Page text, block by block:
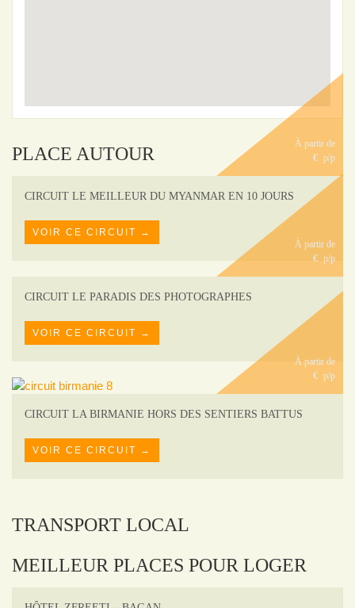
PLACE AUTOUR
À partir de
€ p/p
CIRCUIT LE MEILLEUR DU MYANMAR EN 10 JOURS
VOIR CE CIRCUIT →
À partir de
€ p/p
CIRCUIT LE PARADIS DES PHOTOGRAPHES
VOIR CE CIRCUIT →
À partir de
€ p/p
CIRCUIT LA BIRMANIE HORS DES SENTIERS BATTUS
VOIR CE CIRCUIT →
TRANSPORT LOCAL
MEILLEUR PLACES POUR LOGER